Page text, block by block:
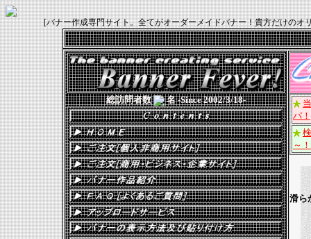
[バナー作成専門サイト。全てがオーダーメイドバナー！貴方だけの
総訪問者数 名 -Since 2002/3/18-
パ
～！
滑ら